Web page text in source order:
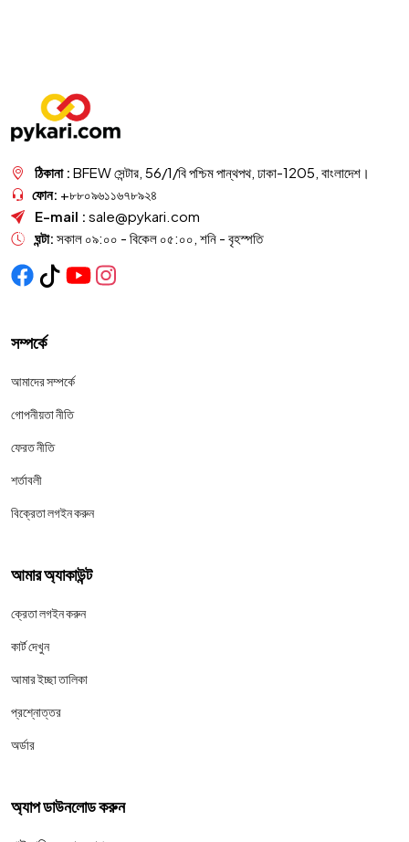
ঠিকানা : BFEW সেন্টার, 56/1/বি পশ্চিম পান্থপথ, ঢাকা-1205, বাংলাদেশ।
ফোন: +৮৮০৯৬১১৬৭৮৯২৪
E-mail : sale@pykari.com
ঘন্টা: সকাল ০৯:০০ - বিকেল ০৫:০০, শনি - বৃহস্পতি
সম্পর্কে
আমাদের সম্পর্কে
গোপনীয়তা নীতি
ফেরত নীতি
শর্তাবলী
বিক্রেতা লগইন করুন
আমার অ্যাকাউন্ট
ক্রেতা লগইন করুন
কার্ট দেখুন
আমার ইচ্ছা তালিকা
প্রশ্নোত্তর
অর্ডার
অ্যাপ ডাউনলোড করুন